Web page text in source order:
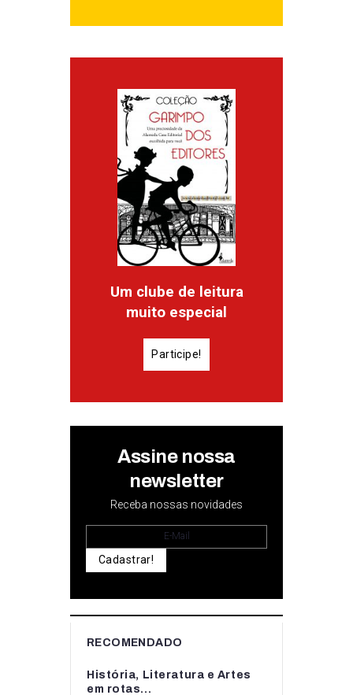
Um clube de leitura
muito especial
Participe!
Assine nossa
newsletter
Receba nossas novidades
Cadastrar!
RECOMENDADO
História, Literatura e Artes
em rotas...